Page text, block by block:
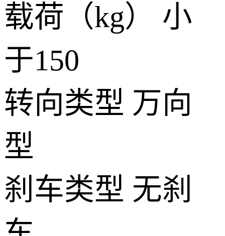
载荷（kg）
小
于150
转向类型 万向
型
刹车类型 无刹